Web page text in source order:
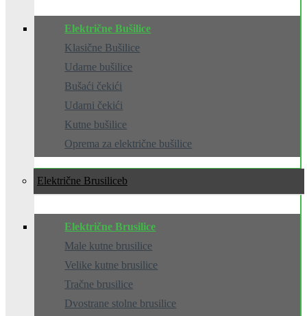
Električne Bušilice
Klasične Bušilice
Udarne bušilice
Bušaći čekići
Udarni čekići
Kutne bušilice
Oprema za električne bušilice
Električne Brusilice
Električne Brusilice
Male kutne brusilice
Velike kutne brusilice
Tračne brusilice
Dvostrane stolne brusilice